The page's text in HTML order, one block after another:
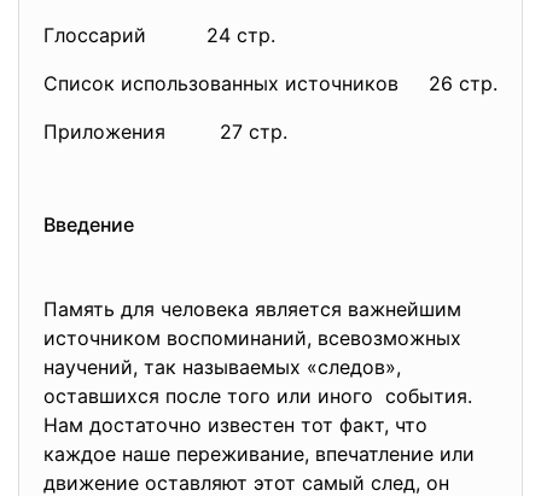
Глоссарий 24 стр.
Список использованных источников 26 стр.
Приложения 27 стр.
Введение
Память для человека является важнейшим
источником воспоминаний, всевозможных
научений, так называемых «следов»,
оставшихся после того или иного события.
Нам достаточно известен тот факт, что
каждое наше переживание, впечатление или
движение оставляют этот самый след, он